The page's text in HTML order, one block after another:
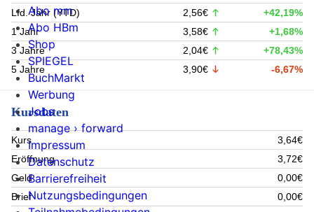
Lfd. Jahr (YTD)
2,56€
+42,19%
1 Jahr
3,58€
+1,68%
3 Jahre
2,04€
+78,43%
5 Jahre
3,90€ -6,67%
Kursdaten
Kurs
3,64€
Eröffnung
3,72€
Geld
0,00€
Brief
0,00€
Abo mm
Abo HBm
Shop
SPIEGEL
BuchMarkt
Werbung
Jobs
manage › forward
Impressum
Datenschutz
Barrierefreiheit
Nutzungsbedingungen